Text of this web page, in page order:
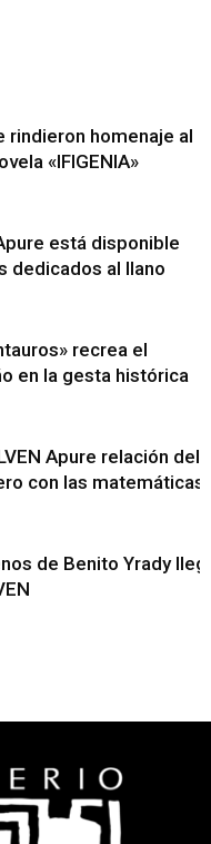
rindieron homenaje al
«IFIGENIA»
está disponible
dedicados al llano
recrea el
en la gesta histórica
Apure relación del
con las matemáticas
de Benito Yrady